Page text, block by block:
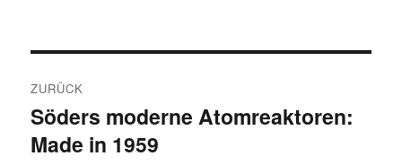
ZURÜCK
Vorheriger
Beitrag:
Söders moderne Atomreaktoren:
Made in 1959